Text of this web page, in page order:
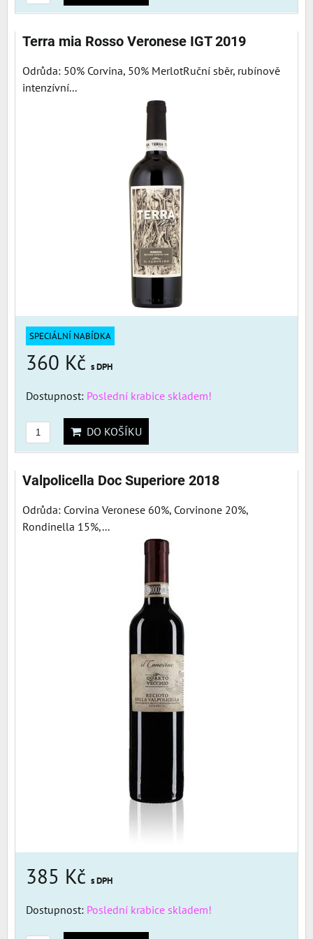
Terra mia Rosso Veronese IGT 2019
Odrůda: 50% Corvina, 50% MerlotRuční sběr, rubínově
intenzívní...
SPECIÁLNÍ NABÍDKA
360 Kč s DPH
Dostupnost: Poslední krabice skladem!
DO KOŠÍKU
Valpolicella Doc Superiore 2018
Odrůda: Corvina Veronese 60%, Corvinone 20%,
Rondinella 15%,...
385 Kč s DPH
Dostupnost: Poslední krabice skladem!